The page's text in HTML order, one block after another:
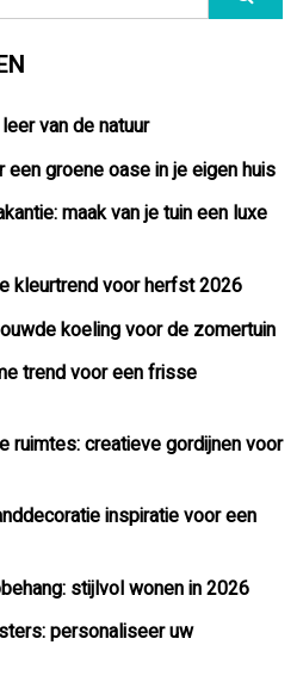
van de natuur
groene oase in je eigen huis
maak van je tuin een luxe
kleurtrend voor herfst 2026
koeling voor de zomertuin
trend voor een frisse
ruimtes: creatieve gordijnen voor
inspiratie voor een
stijlvol wonen in 2026
personaliseer uw